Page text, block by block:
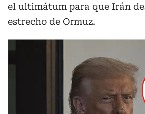
el ultimátum para que Irán
estrecho de Ormuz.